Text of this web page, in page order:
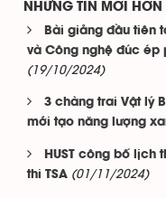
NHỮNG TIN MỚI HƠN
Bài giảng đầu tiên
và Công nghệ đúc ép
(19/10/2024)
3 chàng trai Vật lý
mới tạo năng lượng
HUST công bố lịch
thi TSA (01/11/2024)